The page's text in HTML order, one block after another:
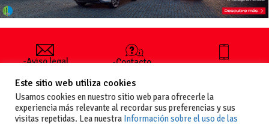
-Aviso legal
generales
de uso
-Política de
-Contacto
publicar un
anuncio
-Vende+
+34 627 35
Este sitio web utiliza cookies
Usamos cookies en nuestro sitio web para ofrecerle la
experiencia más relevante al recordar sus preferencias y sus
visitas repetidas. Lea nuestra Información sobre el uso de las